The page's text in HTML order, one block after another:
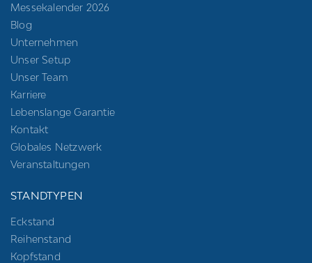
Messekalender 2026
Blog
Unternehmen
Unser Setup
Unser Team
Karriere
Lebenslange Garantie
Kontakt
Globales Netzwerk
Veranstaltungen
STANDTYPEN
Eckstand
Reihenstand
Kopfstand